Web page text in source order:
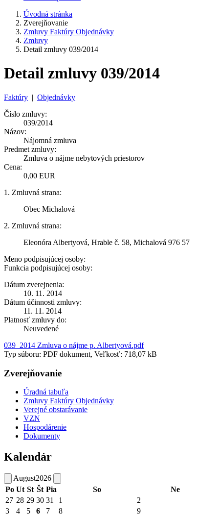
Úvodná stránka
Zverejňovanie
Zmluvy Faktúry Objednávky
Zmluvy
Detail zmluvy 039/2014
Detail zmluvy 039/2014
Faktúry | Objednávky
Číslo zmluvy:
039/2014
Názov:
Nájomná zmluva
Predmet zmluvy:
Zmluva o nájme nebytových priestorov
Cena:
0,00 EUR
1. Zmluvná strana:
Obec Michalová
2. Zmluvná strana:
Eleonóra Albertyová, Hrable č. 58, Michalová 976 57
Meno podpisujúcej osoby:
Funkcia podpisujúcej osoby:
Dátum zverejnenia:
10. 11. 2014
Dátum účinnosti zmluvy:
11. 11. 2014
Platnosť zmluvy do:
Neuvedené
039_2014 Zmluva o nájme p. Albertyová.pdf
Typ súboru: PDF dokument, Veľkosť: 718,07 kB
Zverejňovanie
Úradná tabuľa
Zmluvy Faktúry Objednávky
Verejné obstarávanie
VZN
Hospodárenie
Dokumenty
Kalendár
August2026
Po Ut St Št Pia So
Ne
27 28 29 30 31 1
2
3
4 5 6 7 8 9